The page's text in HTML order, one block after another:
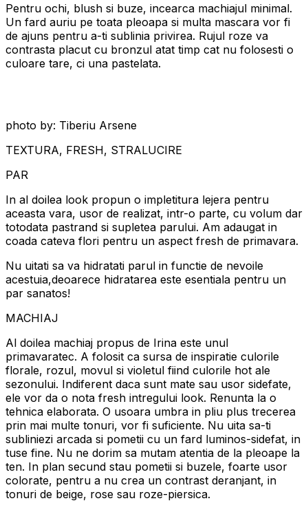
Pentru ochi, blush si buze, incearca machiajul minimal.
Un fard auriu pe toata pleoapa si multa mascara vor fi
de ajuns pentru a-ti sublinia privirea. Rujul roze va
contrasta placut cu bronzul atat timp cat nu folosesti o
culoare tare, ci una pastelata.
photo by: Tiberiu Arsene
TEXTURA, FRESH, STRALUCIRE
PAR
In al doilea look propun o impletitura lejera pentru
aceasta vara, usor de realizat, intr-o parte, cu volum dar
totodata pastrand si supletea parului. Am adaugat in
coada cateva flori pentru un aspect fresh de primavara.
Nu uitati sa va hidratati parul in functie de nevoile
acestuia,deoarece hidratarea este esentiala pentru un
par sanatos!
MACHIAJ
Al doilea machiaj propus de Irina este unul
primavaratec. A folosit ca sursa de inspiratie culorile
florale, rozul, movul si violetul fiind culorile hot ale
sezonului. Indiferent daca sunt mate sau usor sidefate,
ele vor da o nota fresh intregului look. Renunta la o
tehnica elaborata. O usoara umbra in pliu plus trecerea
prin mai multe tonuri, vor fi suficiente. Nu uita sa-ti
subliniezi arcada si pometii cu un fard luminos-sidefat, in
tuse fine. Nu ne dorim sa mutam atentia de la pleoape la
ten. In plan secund stau pometii si buzele, foarte usor
colorate, pentru a nu crea un contrast deranjant, in
tonuri de beige, rose sau roze-piersica.